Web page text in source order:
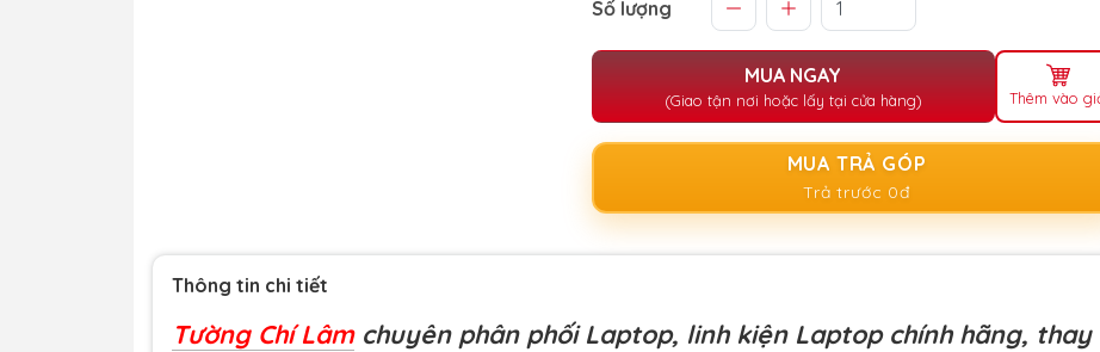
Số lượng
MUA NGAY
(Giao tận nơi hoặc lấy tại cửa hàng) Thêm vào
MUA TRẢ GÓP
Trả trước 0đ
Thông tin chi tiết
Tường Chí Lâm chuyên phân phối Laptop, linh kiện Laptop chính hãng, thay